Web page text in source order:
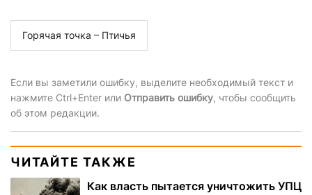
Горячая точка – Птичья
Если вы заметили ошибку, выделите необходимый текст и
нажмите Ctrl+Enter или Отправить ошибку, чтобы сообщить
об этом редакции.
ЧИТАЙТЕ ТАКЖЕ
Как власть пытается уничтожить УПЦ